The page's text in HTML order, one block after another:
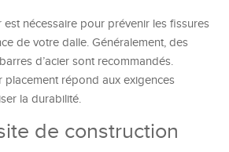
est nécessaire pour prévenir les fissures
de votre dalle. Généralement, des
d’acier sont recommandés.
placement répond aux exigences
la durabilité.
de construction